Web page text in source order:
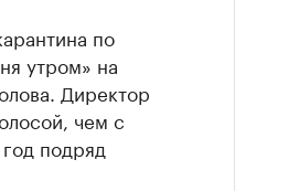
по
утром» на
Директор
чем с
подряд